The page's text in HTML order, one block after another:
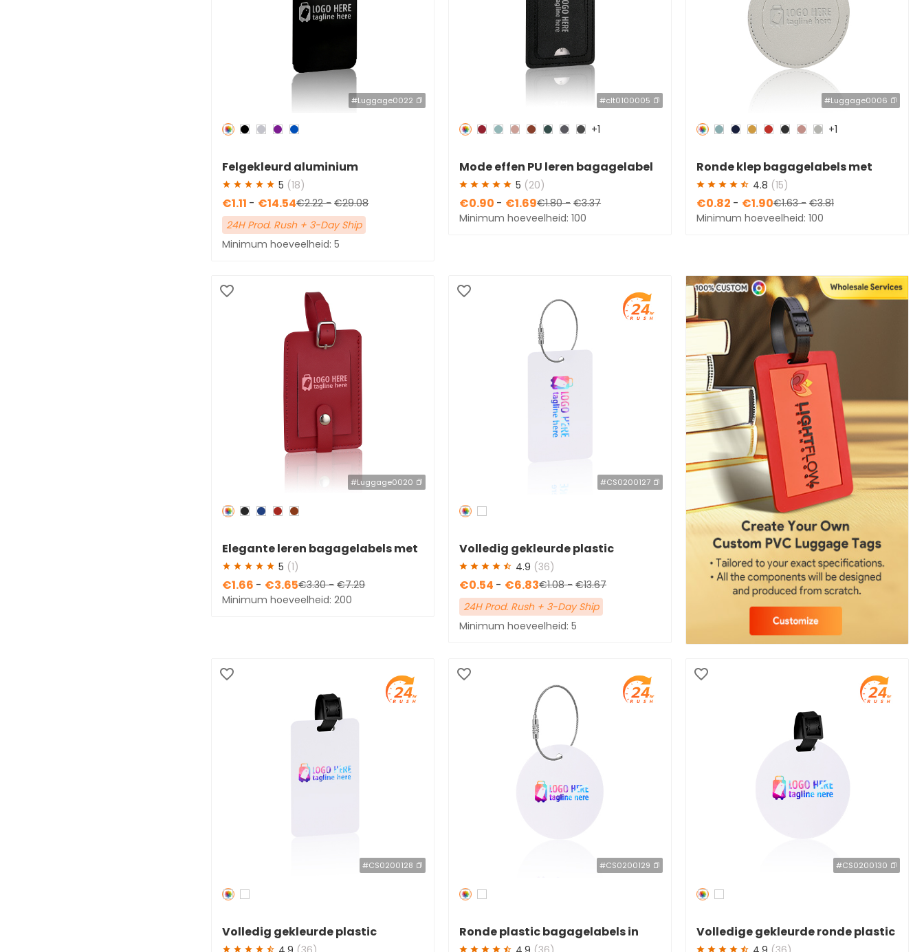
#Luggage0022
Felgekleurd aluminium
bagagelabel met naamkaartje
5 (18)
€1.11 - €14.54€2.22- €29.08
24H Prod. Rush + 3-Day Ship
Minimum hoeveelheid: 5
#clt0100005
+1
Mode effen PU leren bagagelabel
5 (20)
€0.90 - €1.69€1.80- €3.37
Minimum hoeveelheid: 100
#Luggage0006
+1
Ronde klep bagagelabels met
logo
4.8 (15)
€0.82 - €1.90€1.63- €3.81
Minimum hoeveelheid: 100
#Luggage0020
Elegante leren bagagelabels met
een klassieke gespband
5 (1)
€1.66 - €3.65€3.30- €7.29
Minimum hoeveelheid: 200
#CS0200127
Volledig gekleurde plastic
bagagelabels met kabellussen
4.9 (36)
€0.54 - €6.83€1.08- €13.67
24H Prod. Rush + 3-Day Ship
Minimum hoeveelheid: 5
#CS0200128
Volledig gekleurde plastic
bagagelabels met PVC-band
#CS0200129
Ronde plastic bagagelabels in
kleur met kabellussen
#CS0200130
Volledige gekleurde ronde plastic
bagagelabels met PVC-band